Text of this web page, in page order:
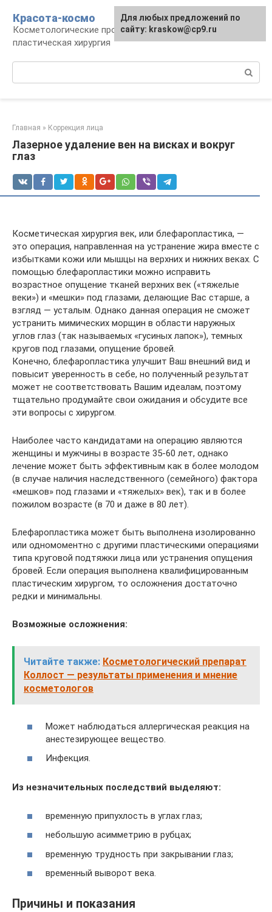
контенту
Красота-космо
Косметологические процедуры,
пластическая хирургия
Главная » Коррекция лица
Лазерное удаление вен на висках и вокруг
глаз
Косметическая хирургия век, или блефаропластика, —
это операция, направленная на устранение жира вместе с
избытками кожи или мышцы на верхних и нижних веках. С
помощью блефаропластики можно исправить
возрастное опущение тканей верхних век («тяжелые
веки») и «мешки» под глазами, делающие Вас старше, а
взгляд — усталым. Однако данная операция не сможет
устранить мимических морщин в области наружных
углов глаз (так называемых «гусиных лапок»), темных
кругов под глазами, опущение бровей.
Конечно, блефаропластика улучшит Ваш внешний вид и
повысит уверенность в себе, но полученный результат
может не соответствовать Вашим идеалам, поэтому
тщательно продумайте свои ожидания и обсудите все
эти вопросы с хирургом.
Наиболее часто кандидатами на операцию являются
женщины и мужчины в возрасте 35-60 лет, однако
лечение может быть эффективным как в более молодом
(в случае наличия наследственного (семейного) фактора
«мешков» под глазами и «тяжелых» век), так и в более
пожилом возрасте (в 70 и даже в 80 лет).
Блефаропластика может быть выполнена изолированно
или одномоментно с другими пластическими операциями
типа круговой подтяжки лица или устранения опущения
бровей. Если операция выполнена квалифицированным
пластическим хирургом, то осложнения достаточно
редки и минимальны.
Возможные осложнения:
Читайте также: Косметологический препарат
Коллост — результаты применения и мнение
косметологов
Может наблюдаться аллергическая реакция на
анестезирующее вещество.
Инфекция.
Из незначительных последствий выделяют:
временную припухлость в углах глаз;
небольшую асимметрию в рубцах;
временную трудность при закрывании глаз;
временный выворот века.
Причины и показания
Для любых предложений по
сайту: kraskow@cp9.ru